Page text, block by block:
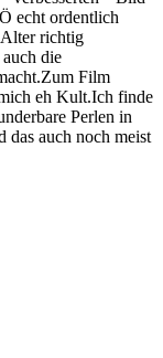
echt ordentlich
richtig
die
Film
eh Kult.Ich finde
Perlen in
das auch noch meist